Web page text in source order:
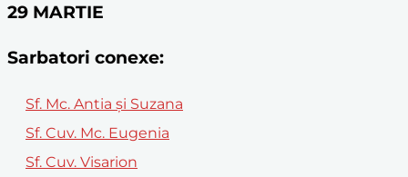
29 MARTIE
Sarbatori conexe:
Sf. Mc. Antia şi Suzana
Sf. Cuv. Mc. Eugenia
Sf. Cuv. Visarion